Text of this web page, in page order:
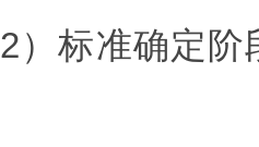
2）标准确定阶